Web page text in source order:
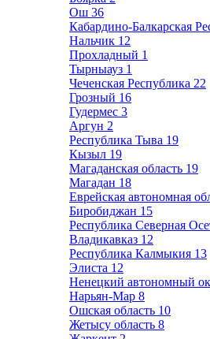
Ош 36
Кабардино-Балкарская
Нальчик 12
Прохладный 1
Тырныауз 1
Чеченская Республика 22
Грозный 16
Гудермес 3
Аргун 2
Республика Тыва 19
Кызыл 19
Магаданская область 19
Магадан 18
Еврейская автономная
Биробиджан 15
Республика Северная
Владикавказ 12
Республика Калмыкия 13
Элиста 12
Ненецкий автономный
Нарьян-Мар 8
Ошская область 10
Жетысу область 8